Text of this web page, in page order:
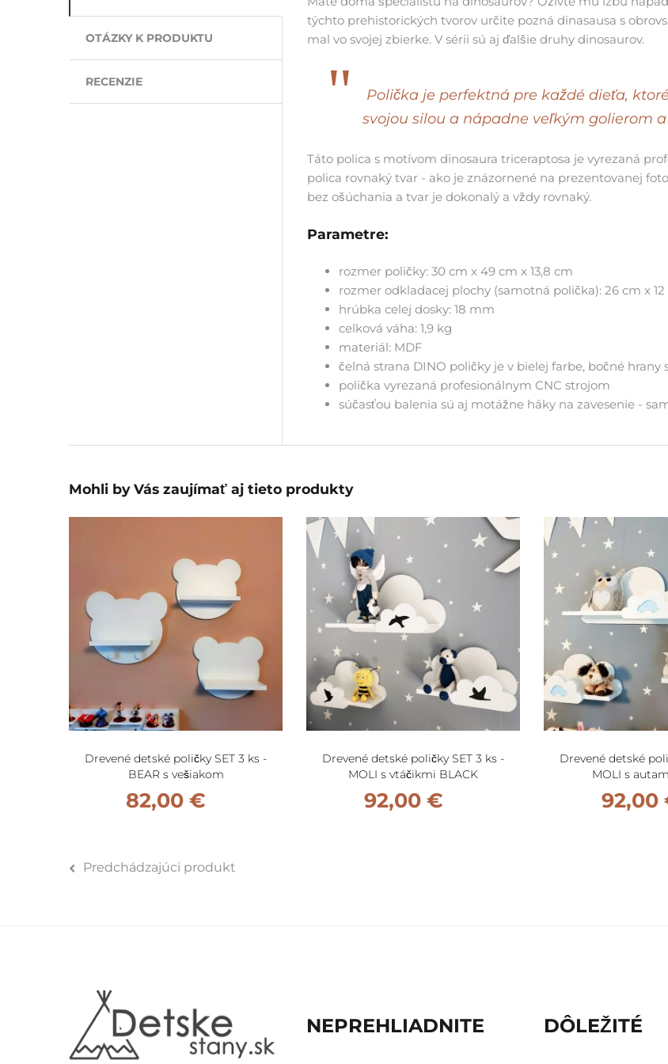
OTÁZKY K PRODUKTU
RECENZIE
týchto prehistorických tvorov určite pozná dinasausa s
mal vo svojej zbierke. V sérii sú aj ďalšie druhy dinosaurov.
Polička je perfektná pre každé dieťa,
svojou silou a nápadne veľkým golierom
Táto polica s motívom dinosaura triceraptosa je vyrezaná
polica rovnaký tvar - ako je znázornené na prezentovanej
bez ošúchania a tvar je dokonalý a vždy rovnaký.
Parametre:
rozmer poličky: 30 cm x 49 cm x 13,8 cm
rozmer odkladacej plochy (samotná polička): 26 cm x
hrúbka celej dosky: 18 mm
celková váha: 1,9 kg
materiál: MDF
čelná strana DINO poličky je v bielej farbe, bočné hrany
polička vyrezaná profesionálnym CNC strojom
súčasťou balenia sú aj motážne háky na zavesenie -
Mohli by Vás zaujímať aj tieto produkty
Drevené detské poličky SET 3 ks -
BEAR s vešiakom
82,00 €
Drevené detské poličky SET 3 ks -
MOLI s vtáčikmi BLACK
92,00 €
Drevené detské
MOLI s
92,00
Predchádzajúci produkt
NEPREHLIADNITE DÔLEŽITÉ